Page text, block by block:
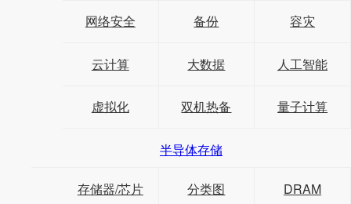
网络安全 备份 容灾
云计算 大数据 人工智能
虚拟化 双机热备 量子计算
半导体存储
存储器/芯片 分类图 DRAM